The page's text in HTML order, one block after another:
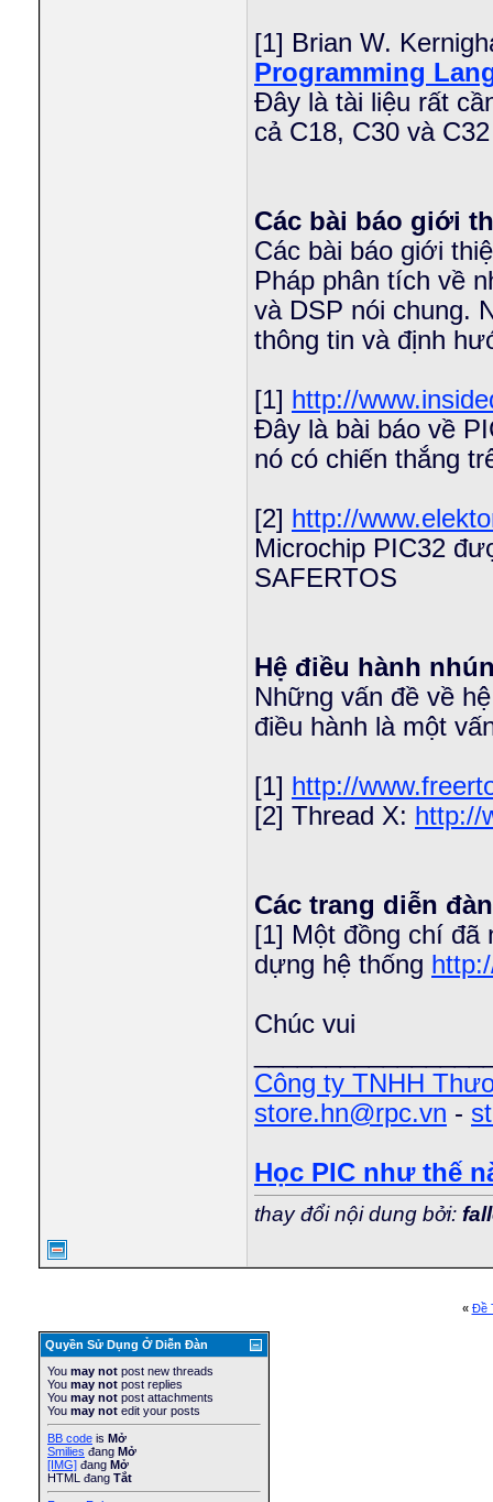
[1] Brian W.
Programming
Đây là tài liệu rất
cả C18, C30 và
Các bài báo giới
Các bài báo giới
Pháp phân tích về
và DSP nói chung.
thông tin và định
[1] http://
Đây là bài báo về
nó có chiến thắng
[2] http://
Microchip PIC32
SAFERTOS
Hệ điều hành
Những vấn đề về
điều hành là một
[1] http://
[2] Thread X: http://
Các trang diễn
[1] Một đồng chí đã
dựng hệ thống
Chúc vui
Công ty TNHH
store.hn@rpc.vn -
Học PIC như thế
thay đổi nội dung bởi:
« Ðề
Quyền Sử Dụng Ở Diễn Ðàn
You may not post new threads
You may not post replies
You may not post attachments
You may not edit your posts
BB code is Mở
Smilies đang Mở
[IMG] đang Mở
HTML đang Tắt